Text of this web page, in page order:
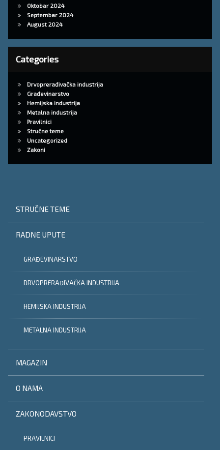
Oktobar 2024
Septembar 2024
August 2024
Categories
Drvoprerađivačka industrija
Građevinarstvo
Hemijska industrija
Metalna industrija
Pravilnici
Stručne teme
Uncategorized
Zakoni
STRUČNE TEME
RADNE UPUTE
GRAĐEVINARSTVO
DRVOPRERAĐIVAČKA INDUSTRIJA
HEMIJSKA INDUSTRIJA
METALNA INDUSTRIJA
MAGAZIN
O NAMA
ZAKONODAVSTVO
PRAVILNICI